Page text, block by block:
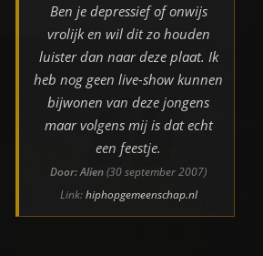
Ben je depressief of onwijs
vrolijk en wil dit zo houden
luister dan naar deze plaat. Ik
heb nog geen live-show kunnen
bijwonen van deze jongens
maar volgens mij is dat echt
een feestje.
Door: Alien(30 september 2007)
Link:hiphopgemeenschap.nl